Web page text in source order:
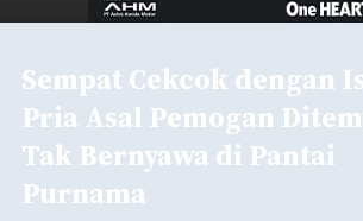
Sempat Cekcok dengan
Pria Asal Pemogan
Tak Bernyawa di Pantai
Purnama